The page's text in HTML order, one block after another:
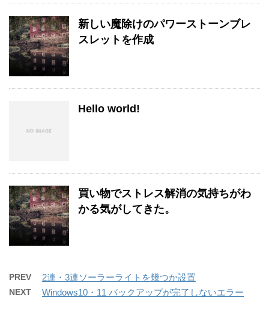
新しい魔除けのパワーストーンブレ
スレットを作成
Hello world!
買い物でストレス解消の気持ちがわ
かる気がしてきた。
PREV 2連・3連ソーラーライトを幾つか設置
NEXT Windows10・11 バックアップが完了しないエラー